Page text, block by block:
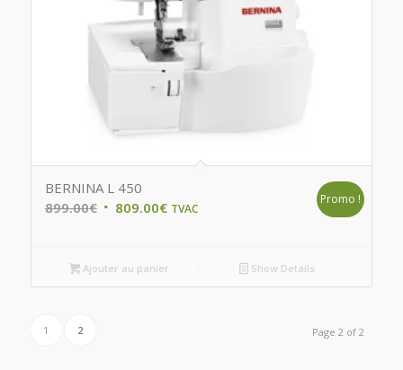
BERNINA L 450
899.00€ Original
899.00€.
809.00€Current
809.00€.
TVAC
Promo !
Ajouter au panier Show Details
Page 2 of 2
1 2